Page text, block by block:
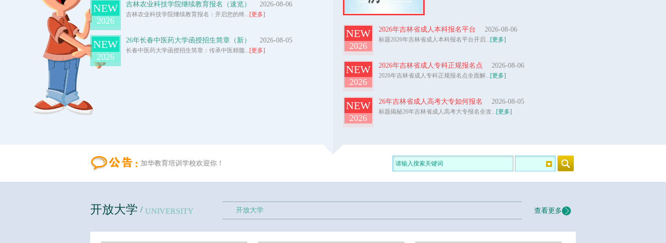
NEW
2026
吉林农业科技学院继续教育报名（速览） 2026-08-06
吉林农业科技学院继续教育报名：开启您的终... [更多]
NEW
2026
26年长春中医药大学函授招生简章（新） 2026-08-05
长春中医药大学函授招生简章：传承中医精髓... [更多]
NEW
2026
2026年吉林省成人本科报名平台 2026-08-06
标题2026年吉林省成人本科报名平台开启...[更多]
NEW
2026
2026年吉林省成人专科正规报名点 2026-08-06
2026年吉林省成人专科正规报名点全面解...[更多]
NEW
2026
26年吉林省成人高考大专如何报名 2026-08-05
标题揭秘26年吉林省成人高考大专报名全攻...[更多]
长春市加华教育培训学校欢迎你！
开放大学 / UNIVERSITY 查看更多
开放大学